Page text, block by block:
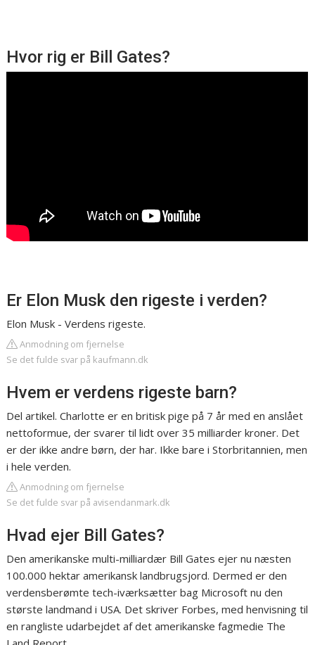
Hvor rig er Bill Gates?
Er Elon Musk den rigeste i verden?
Elon Musk - Verdens rigeste.
Anmodning om fjernelse
Se det fulde svar på kaufmann.dk
Hvem er verdens rigeste barn?
Del artikel. Charlotte er en britisk pige på 7 år med en anslået
nettoformue, der svarer til lidt over 35 milliarder kroner. Det
er der ikke andre børn, der har. Ikke bare i Storbritannien, men
i hele verden.
Anmodning om fjernelse
Se det fulde svar på avisendanmark.dk
Hvad ejer Bill Gates?
Den amerikanske multi-milliardær Bill Gates ejer nu næsten
100.000 hektar amerikansk landbrugsjord. Dermed er den
verdensberømte tech-iværksætter bag Microsoft nu den
største landmand i USA. Det skriver Forbes, med henvisning til
en rangliste udarbejdet af det amerikanske fagmedie The